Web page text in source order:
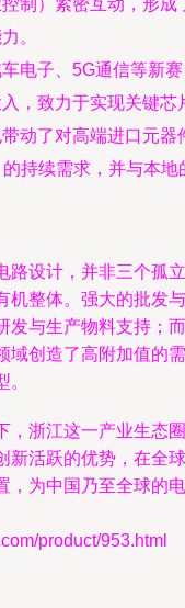
制）紧密互动，形成
。
电子、5G通信等新赛
，致力于实现关键芯
动了对高端进口元器
持续需求，并与本地
路设计，并非三个孤立
机整体。强大的批发与
发与生产物料支持；而
域创造了高附加值的需
，浙江这一产业生态圈
新活跃的优势，在全球
，为中国乃至全球的电
product/953.html